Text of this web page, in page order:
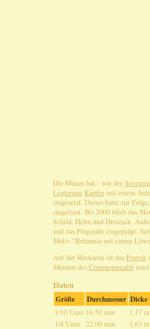
Die Münze hat - wie der
Legierung Kupfer mit einem
eingesetzt. Dieses hatte zur
eingefasst. Bis 2000 blieb das
Schild, Helm und Dreizack.
und das Prägejahr eingeprägt.
Motiv "Britannia mit einem
Auf der Rückseite ist das Porträt
Münzen des Commonwealth wird
Daten
Größe Durchmesser Dicke
1/10 Unze 16,50 mm 1,17
1/4 Unze 22,00 mm 1,63